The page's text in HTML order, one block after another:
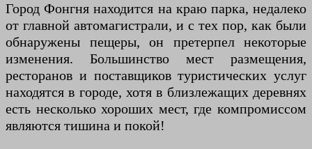
Город Фонгня находится на краю парка, недалеко
от главной автомагистрали, и с тех пор, как были
обнаружены пещеры, он претерпел некоторые
изменения. Большинство мест размещения,
ресторанов и поставщиков туристических услуг
находятся в городе, хотя в близлежащих деревнях
есть несколько хороших мест, где компромиссом
являются тишина и покой!